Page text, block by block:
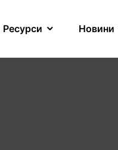
Ресурси Новини